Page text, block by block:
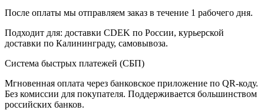
После оплаты мы отправляем заказ в течение 1 рабочего дня.
Подходит для: доставки CDEK по России, курьерской
доставки по Калининграду, самовывоза.
Система быстрых платежей (СБП)
Мгновенная оплата через банковское приложение по QR-коду.
Без комиссии для покупателя. Поддерживается большинством
российских банков.